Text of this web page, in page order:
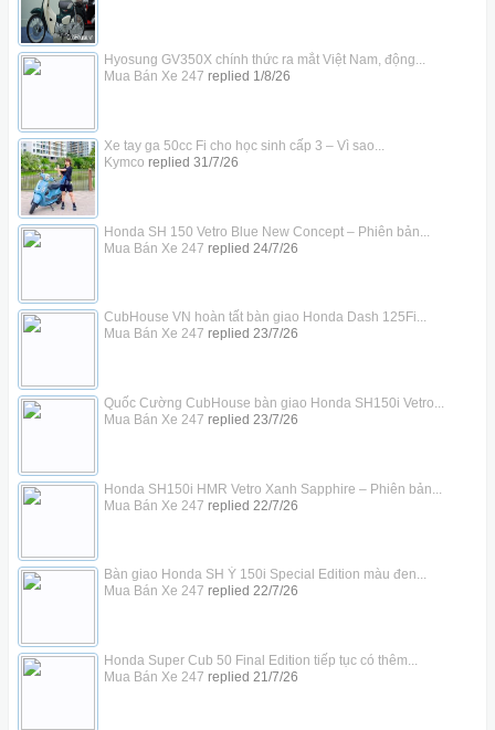
Hyosung GV350X chính thức ra mắt Việt Nam, động...
Mua Bán Xe 247 replied 1/8/26
Xe tay ga 50cc Fi cho học sinh cấp 3 – Vì sao...
Kymco replied 31/7/26
Honda SH 150 Vetro Blue New Concept – Phiên bản...
Mua Bán Xe 247 replied 24/7/26
CubHouse VN hoàn tất bàn giao Honda Dash 125Fi...
Mua Bán Xe 247 replied 23/7/26
Quốc Cường CubHouse bàn giao Honda SH150i Vetro...
Mua Bán Xe 247 replied 23/7/26
Honda SH150i HMR Vetro Xanh Sapphire – Phiên bản...
Mua Bán Xe 247 replied 22/7/26
Bàn giao Honda SH Ý 150i Special Edition màu đen...
Mua Bán Xe 247 replied 22/7/26
Honda Super Cub 50 Final Edition tiếp tục có thêm...
Mua Bán Xe 247 replied 21/7/26